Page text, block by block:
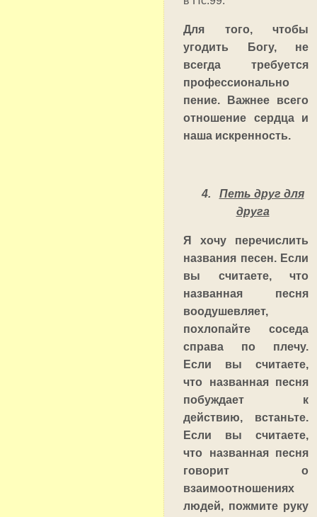
Для того, чтобы
угодить Богу, не
всегда требуется
профессионально
пение. Важнее всего
отношение сердца и
наша искренность.
4. Петь друг для
друга
Я хочу перечислить
названия песен. Если
вы считаете, что
названная песня
воодушевляет,
похлопайте соседа
справа по плечу.
Если вы считаете,
что названная песня
побуждает к
действию, встаньте.
Если вы считаете,
что названная песня
говорит о
взаимоотношениях
людей, пожмите руку